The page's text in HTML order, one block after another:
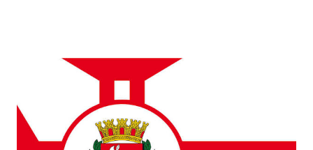
pelo seu cartão-postal: o mar e o Morro Dois Irmãos. A
localidade uma das mais cobiçadas da cidade e um dos
bairros mais caros do país. No último dia 26 de julho, o